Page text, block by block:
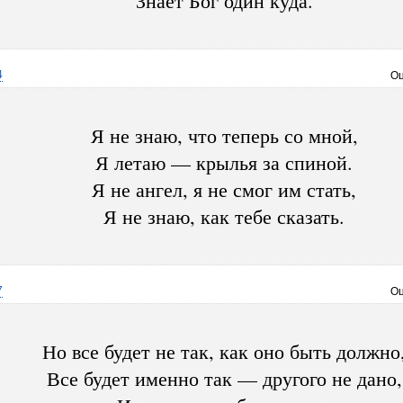
Я не знаю, что теперь со мной,
Я летаю — крылья за спиной.
Я не ангел, я не смог им стать,
Я не знаю, как тебе сказать.
Но все будет не так, как оно быть
Все будет именно так — другого не дано,